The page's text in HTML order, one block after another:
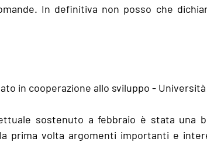
In definitiva non posso che
in cooperazione allo sviluppo -
sostenuto a febbraio è stata una
prima volta argomenti importanti e